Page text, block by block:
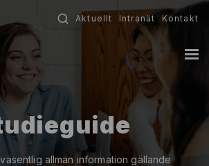
Aktuellt Intranät Kontakt
allmän information gällande